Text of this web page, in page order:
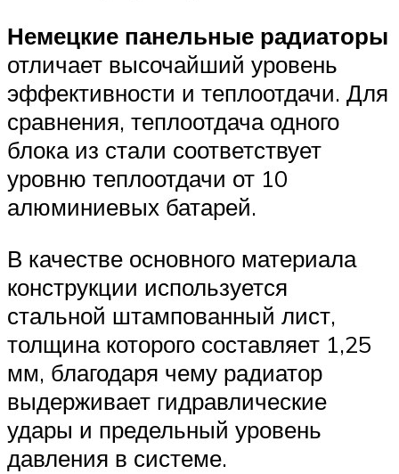
Немецкие панельные радиаторы
отличает высочайший уровень
эффективности и теплоотдачи. Для
сравнения, теплоотдача одного
блока из стали соответствует
уровню теплоотдачи от 10
алюминиевых батарей.
В качестве основного материала
конструкции используется
стальной штампованный лист,
толщина которого составляет 1,25
мм, благодаря чему радиатор
выдерживает гидравлические
удары и предельный уровень
давления в системе.